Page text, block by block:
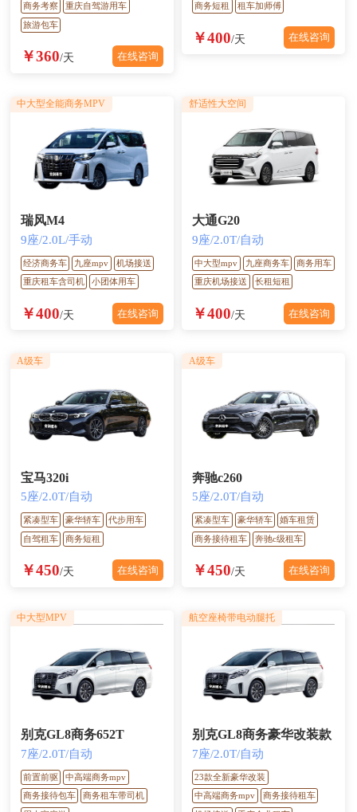
商务考察
重庆自驾游用车
旅游包车
￥360/天 在线咨询
商务短租
租车加师傅
￥400/天 在线咨询
瑞风M4
9座/2.0L/手动
经济商务车 九座mpv
机场接送
重庆租车含司机
小团体用车
￥400/天 在线咨询
中大型全能商务MPV
大通G20
9座/2.0T/自动
中大型mpv 九座商务车
商务用车
重庆机场接送
长租短租
￥400/天 在线咨询
舒适性大空间
宝马320i
5座/2.0T/自动
紧凑型车 豪华轿车
代步用车
自驾租车
商务短租
￥450/天 在线咨询
A级车
奔驰c260
5座/2.0T/自动
紧凑型车 豪华轿车
婚车租赁
商务接待租车
奔驰c级租车
￥450/天 在线咨询
A级车
别克GL8商务652T
7座/2.0T/自动
前置前驱
中高端商务mpv
商务接待包车
商务租车带司机
中大型MPV
别克GL8商务豪华改装款
7座/2.0T/自动
23款全新豪华改装
中高端商务mpv
商务接待租车
航空座椅带电动腿托